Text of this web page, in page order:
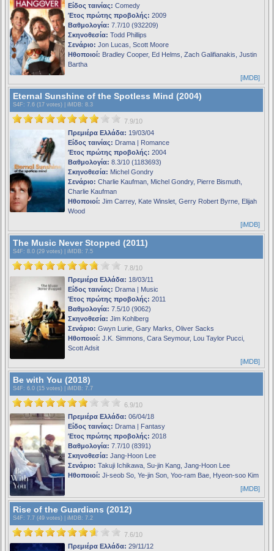
Είδος ταινίας: Comedy
Έτος πρώτης προβολής: 2009
Βαθμολογία: 7.7/10 (932209)
Σκηνοθεσία: Todd Phillips
Σενάριο: Jon Lucas, Scott Moore
Ηθοποιοί: Bradley Cooper, Ed Helms, Zach Galifianakis, Justin
Bartha
[iMDB]
Eternal Sunshine of the Spotless Mind (2004)
S4F : 7.6 (17 votes) | iMDB: 8.3
7.9/10
Πρεμιέρα Ελλάδα: 19/03/04
Είδος ταινίας: Drama | Romance
Έτος πρώτης προβολής: 2004
Βαθμολογία: 8.3/10 (1183693)
Σκηνοθεσία: Michel Gondry
Σενάριο: Charlie Kaufman, Michel Gondry, Pierre Bismuth,
Charlie Kaufman
Ηθοποιοί: Jim Carrey, Kate Winslet, Gerry Robert Byrne, Elijah
Wood
[iMDB]
The Music Never Stopped (2011)
S4F : 8.0 (29 votes) | iMDB: 7.5
7.8/10
Πρεμιέρα Ελλάδα: 18/03/11
Είδος ταινίας: Drama | Music
Έτος πρώτης προβολής: 2011
Βαθμολογία: 7.5/10 (9062)
Σκηνοθεσία: Jim Kohlberg
Σενάριο: Gwyn Lurie, Gary Marks, Oliver Sacks
Ηθοποιοί: J.K. Simmons, Cara Seymour, Lou Taylor Pucci,
Scott Adsit
[iMDB]
Be with You (2018)
S4F : 6.0 (15 votes) | iMDB: 7.7
6.9/10
Πρεμιέρα Ελλάδα: 06/04/18
Είδος ταινίας: Drama | Fantasy
Έτος πρώτης προβολής: 2018
Βαθμολογία: 7.7/10 (8391)
Σκηνοθεσία: Jang-Hoon Lee
Σενάριο: Takuji Ichikawa, Su-jin Kang, Jang-Hoon Lee
Ηθοποιοί: Ji-seob So, Ye-jin Son, Yoo-ram Bae, Hyeon-soo Kim
[iMDB]
Rise of the Guardians (2012)
S4F : 7.7 (49 votes) | iMDB: 7.2
7.6/10
Πρεμιέρα Ελλάδα: 29/11/12